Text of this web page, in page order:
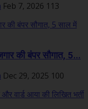
Feb 7, 2026 113
की बंपर सौगात, 5...
Dec 29, 2025 100